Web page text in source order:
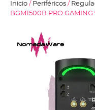
Inicio / Periféricos /
BGM1500B PRO